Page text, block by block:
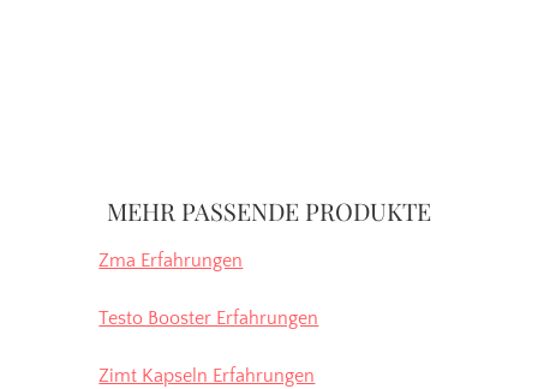
MEHR PASSENDE PRODUKTE
Zma Erfahrungen
Testo Booster Erfahrungen
Zimt Kapseln Erfahrungen